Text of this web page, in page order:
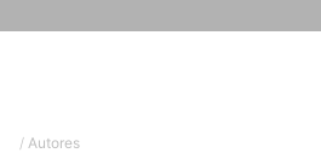
/ Autores